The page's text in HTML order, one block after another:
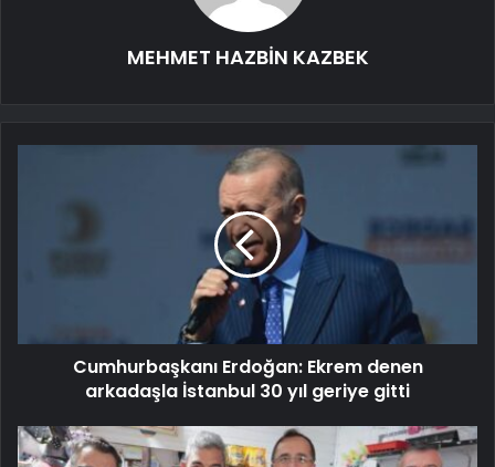
MEHMET HAZBİN KAZBEK
Cumhurbaşkanı Erdoğan: Ekrem denen
arkadaşla İstanbul 30 yıl geriye gitti